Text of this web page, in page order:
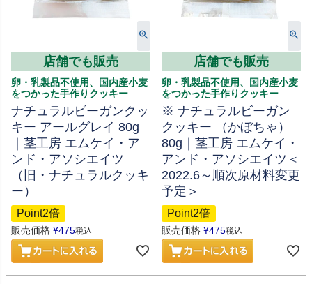
店舗でも販売
卵・乳製品不使用、国内産小麦
をつかった手作りクッキー
ナチュラルビーガンクッ
キー アールグレイ 80g
｜茎工房 エムケイ・ア
ンド・アソシエイツ
（旧・ナチュラルクッキ
ー）
Point2倍
販売価格 ¥475税込
店舗でも販売
卵・乳製品不使用、国内産小麦
をつかった手作りクッキー
※ ナチュラルビーガン
クッキー （かぼちゃ）
80g｜茎工房 エムケイ・
アンド・アソシエイツ＜
2022.6～順次原材料変更
予定＞
Point2倍
販売価格 ¥475税込